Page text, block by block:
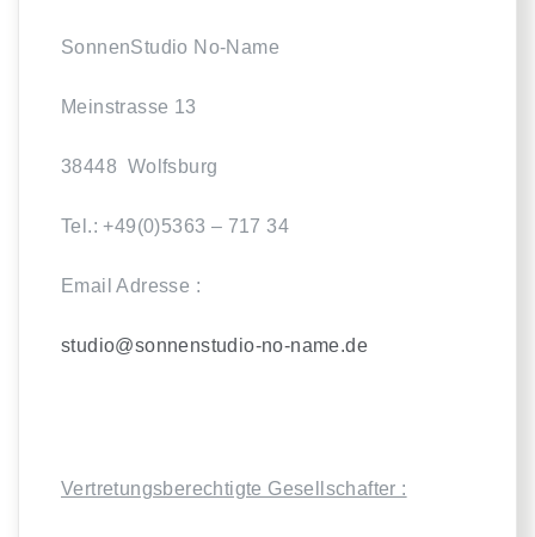
SonnenStudio No-Name
Meinstrasse 13
38448 Wolfsburg
Tel.: +49(0)5363 – 717 34
Email Adresse :
studio@sonnenstudio-no-name.de
Vertretungsberechtigte Gesellschafter :